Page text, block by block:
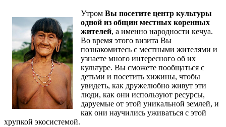
Утром Вы посетите центр культуры
одной из общин местных коренных
жителей, а именно народности кечуа.
Во время этого визита Вы
познакомитесь с местными жителями и
узнаете много интересного об их
культуре. Вы сможете пообщаться с
детьми и посетить хижины, чтобы
увидеть, как дружелюбно живут эти
люди, как они используют ресурсы,
даруемые от этой уникальной землей, и
как они научились уживаться с этой
хрупкой экосистемой.